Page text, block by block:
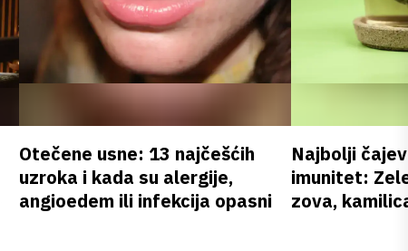
Otečene usne: 13 najčešćih
uzroka i kada su alergije,
angioedem ili infekcija opasni
Najbolji
imunitet:
zova,